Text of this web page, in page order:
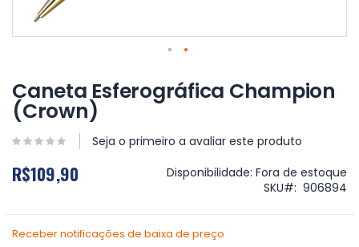
para
o
início
da
Galeria
imagens
Caneta Esferográfica Champion
(Crown)
Seja o primeiro a avaliar este produto
R$109,90 Disponibilidade: Fora de estoque
SKU
906894
Receber notificações de baixa de preço